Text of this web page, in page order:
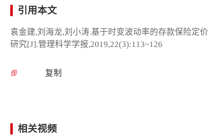
引用本文
袁金建,刘海龙,刘小涛.基于时变波动率的存款保险定价
研究[J].管理科学学报,2019,22(3):113~126
复制
相关视频